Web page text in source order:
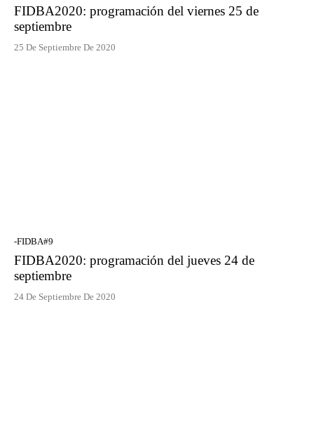
FIDBA2020: programación del viernes 25 de
septiembre
25 De Septiembre De 2020
-FIDBA#9
FIDBA2020: programación del jueves 24 de
septiembre
24 De Septiembre De 2020